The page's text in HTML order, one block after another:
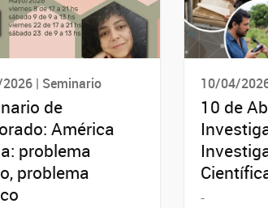
| Seminario
de
América
problema
problema
10/04/
10 de
-